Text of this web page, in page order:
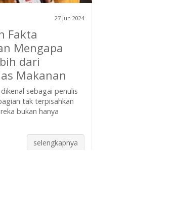
27 Jun 2024
Fakta
Mengapa
dari
Makanan
sebagai penulis
tak terpisahkan
bukan hanya
selengkapnya